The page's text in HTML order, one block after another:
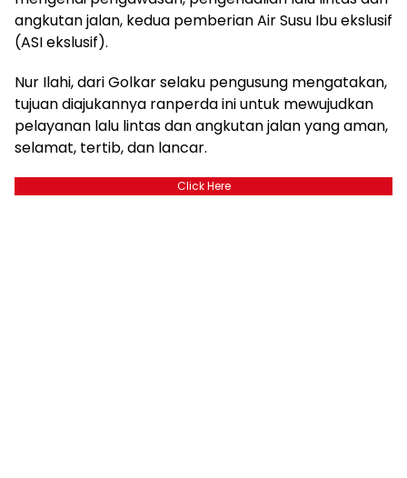
angkutan jalan, kedua pemberian Air Susu Ibu ekslusif
(ASI ekslusif).
Nur Ilahi, dari Golkar selaku pengusung mengatakan,
tujuan diajukannya ranperda ini untuk mewujudkan
pelayanan lalu lintas dan angkutan jalan yang aman,
selamat, tertib, dan lancar.
Click Here